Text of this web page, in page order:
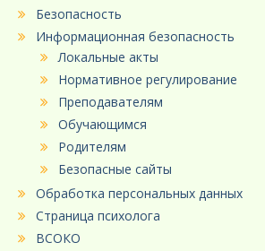
Безопасность
Информационная безопасность
Локальные акты
Нормативное регулирование
Преподавателям
Обучающимся
Родителям
Безопасные сайты
Обработка персональных данных
Страница психолога
ВСОКО